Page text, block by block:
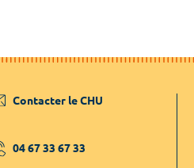
Contacter le CHU
04 67 33 67 33